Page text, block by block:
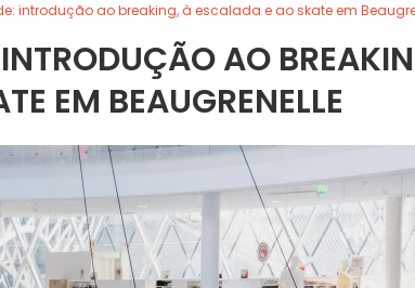
introdução ao breaking, à escalada e ao skate em
AO
EM BEAUGRENELLE